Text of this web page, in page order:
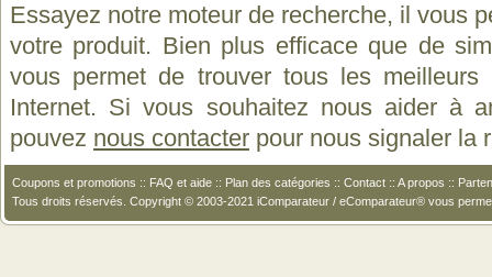
Essayez notre moteur de recherche, il vous
votre produit. Bien plus efficace que de
vous permet de trouver tous les
Internet. Si vous souhaitez nous aider à
pouvez nous contacter pour nous signaler la
Coupons et promotions :: FAQ et aide :: Plan des catégories :: Contact :: A propos ::
Tous droits réservés. Copyright © 2003-2021 iComparateur / eComparateur® vous